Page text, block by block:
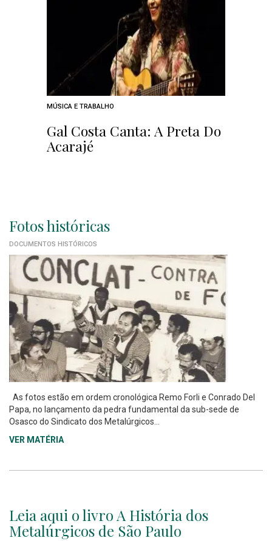
MÚSICA E TRABALHO
Gal Costa Canta: A Preta Do
Acarajé
Fotos históricas
DOCUMENTOS HISTÓRICOS
As fotos estão em ordem cronológica Remo Forli e Conrado Del
Papa, no lançamento da pedra fundamental da sub-sede de
Osasco do Sindicato dos Metalúrgicos...
VER MATÉRIA
Leia aqui o livro A História dos
Metalúrgicos de São Paulo